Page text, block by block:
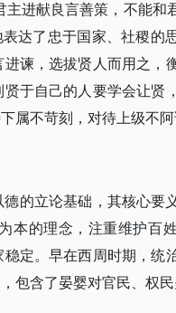
进献良言善策，不能和
达了忠于国家、社稷的
谏，选拔贤人而用之，
于自己的人要学会让贤
属不苛刻，对待上级不阿
的立论基础，其核心要
本的理念，注重维护百
定。早在西周时期，统
含了晏婴对官民、权民